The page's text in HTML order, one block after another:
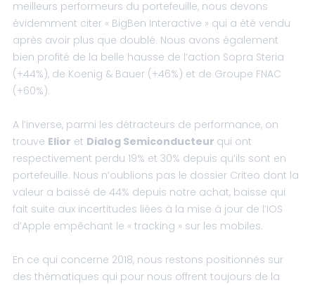
meilleurs performeurs du portefeuille, nous devons
évidemment citer « BigBen Interactive » qui a été vendu
après avoir plus que doublé. Nous avons également
bien profité de la belle hausse de l’action Sopra Steria
(+44%), de Koenig & Bauer (+46%) et de Groupe FNAC
(+60%).
A l’inverse, parmi les détracteurs de performance, on
trouve Elior et Dialog Semiconducteur qui ont
respectivement perdu 19% et 30% depuis qu’ils sont en
portefeuille. Nous n’oublions pas le dossier Criteo dont la
valeur a baissé de 44% depuis notre achat, baisse qui
fait suite aux incertitudes liées à la mise à jour de l’IOS
d’Apple empêchant le « tracking » sur les mobiles.
En ce qui concerne 2018, nous restons positionnés sur
des thématiques qui pour nous offrent toujours de la